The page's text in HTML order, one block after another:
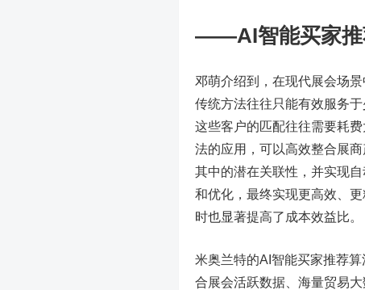
——AI智能买家推
邓萌介绍到，在现代展会场
传统方法往往只能有效服务
这些客户的匹配往往需要耗
法的应用，可以高效整合展
其中的潜在关联性，并实现
和优化，最终实现更高效、
时也显著提高了成本效益比。
米奥兰特的AI智能买家推荐
合展会活跃数据、海量贸易